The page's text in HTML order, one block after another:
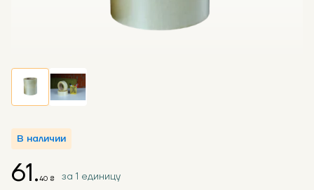
В наличии
61.40 ₴ за 1 единицу